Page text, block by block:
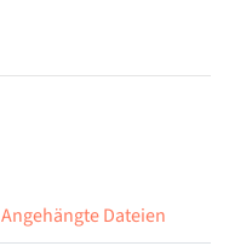
Angehängte Dateien